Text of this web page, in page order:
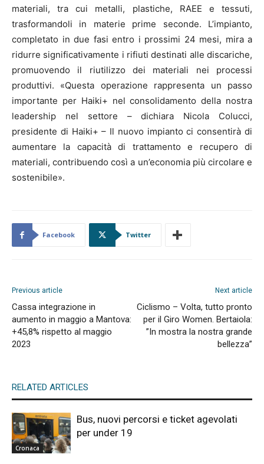
materiali, tra cui metalli, plastiche, RAEE e tessuti,
trasformandoli in materie prime seconde. L’impianto,
completato in due fasi entro i prossimi 24 mesi, mira a
ridurre significativamente i rifiuti destinati alle discariche,
promuovendo il riutilizzo dei materiali nei processi
produttivi. «Questa operazione rappresenta un passo
importante per Haiki+ nel consolidamento della nostra
leadership nel settore – dichiara Nicola Colucci,
presidente di Haiki+ – Il nuovo impianto ci consentirà di
aumentare la capacità di trattamento e recupero di
materiali, contribuendo così a un’economia più circolare e
sostenibile».
Facebook Twitter
Previous article
Cassa integrazione in
aumento in maggio a Mantova:
+45,8% rispetto al maggio
2023
Next article
Ciclismo – Volta, tutto pronto
per il Giro Women. Bertaiola:
”In mostra la nostra grande
bellezza”
RELATED ARTICLES
Cronaca
Bus, nuovi percorsi e ticket agevolati
per under 19